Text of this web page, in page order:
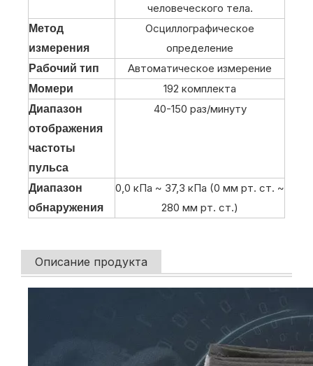
человеческого тела.
Метод
измерения
Осциллографическое
определение
Рабочий тип Автоматическое измерение
Момери 192 комплекта
Диапазон
отображения
частоты
пульса
40-150 раз/минуту
Диапазон
обнаружения
0,0 кПа ~ 37,3 кПа (0 мм рт. ст. ~
280 мм рт. ст.)
Описание продукта